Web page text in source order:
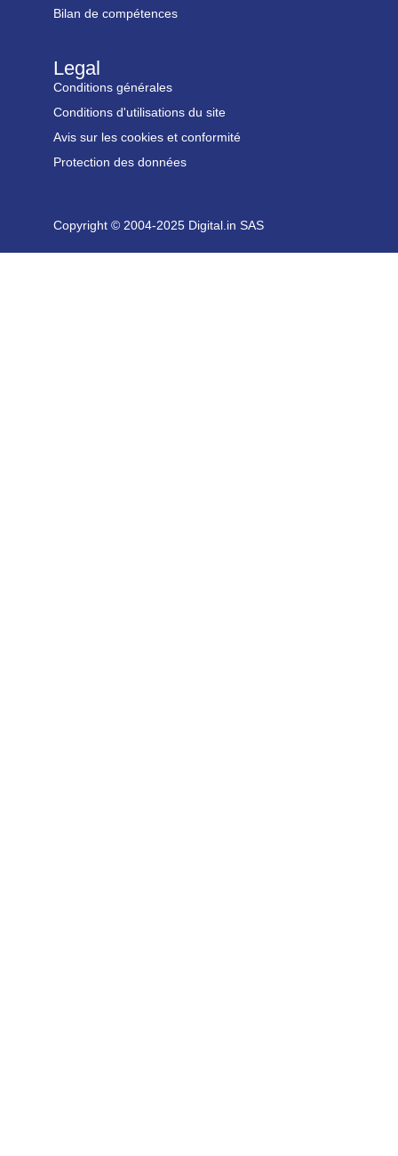
Bilan de compétences
Legal
Conditions générales
Conditions d'utilisations du site
Avis sur les cookies et conformité
Protection des données
Copyright © 2004-2025 Digital.in SAS